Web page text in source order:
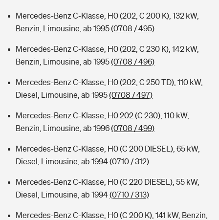
Mercedes-Benz C-Klasse, H0 (202, C 200 K), 132 kW,
Benzin, Limousine, ab 1995(0708 / 495)
Mercedes-Benz C-Klasse, H0 (202, C 230 K), 142 kW,
Benzin, Limousine, ab 1995(0708 / 496)
Mercedes-Benz C-Klasse, H0 (202, C 250 TD), 110 kW,
Diesel, Limousine, ab 1995(0708 / 497)
Mercedes-Benz C-Klasse, H0 202 (C 230), 110 kW,
Benzin, Limousine, ab 1996(0708 / 499)
Mercedes-Benz C-Klasse, H0 (C 200 DIESEL), 65 kW,
Diesel, Limousine, ab 1994(0710 / 312)
Mercedes-Benz C-Klasse, H0 (C 220 DIESEL), 55 kW,
Diesel, Limousine, ab 1994(0710 / 313)
Mercedes-Benz C-Klasse, H0 (C 200 K), 141 kW, Benzin,